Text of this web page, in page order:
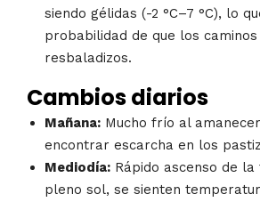
siendo gélidas (-2 °C–7 °C), lo
probabilidad de que los
resbaladizos.
Cambios diarios
Mañana: Mucho frío al
encontrar escarcha en los
Mediodía: Rápido ascenso de
pleno sol, se sienten